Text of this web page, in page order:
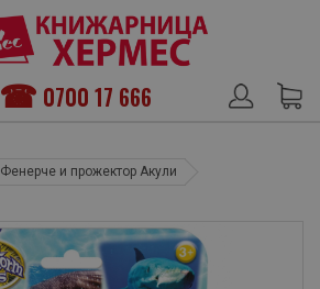
0700 17 666
Фенерче и прожектор Акули